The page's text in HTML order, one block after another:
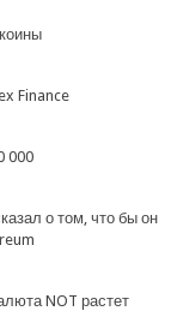
Finance
000
о том, что бы он
NOT растет